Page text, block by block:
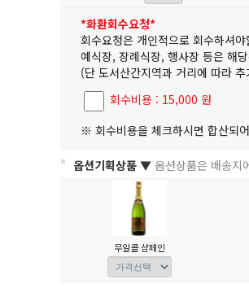
*화환회수요청*
회수요청은 개인적으로 회수하셔
예식장, 장례식장, 행사장 등은 해
(단 도서산간지역과 거리에 따라
회수비용 : 15,000 원
※ 회수비용을 체크하시면 합산되
옵션기획상품 ▼ 옵션상품은 배송지
무알콜 샴페인